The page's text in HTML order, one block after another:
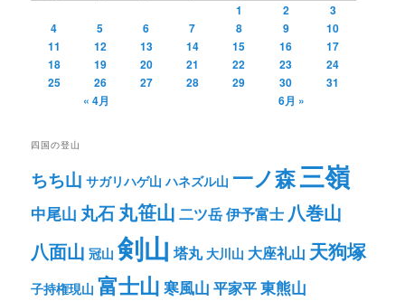
1
2
3
4
5 6 7 8 9
10
11
12 13 14 15 16
17
18
19 20 21 22 23
24
25
26 27 28 29 30
31
« 4月
6月 »
四国の登山
ちち山 サガリハゲ山 ハネズル山 一ノ森三嶺
中尾山 丸石丸笹山 二ツ岳伊予富士 八巻山
八面山 冠山 剣山 塔丸 大川山 大座礼山 天狗塚
子持権現山 富士山 寒風山 平家平東熊山